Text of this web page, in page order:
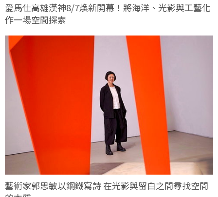
愛馬仕高雄漢神8/7煥新開幕！將海洋、光影與工藝化
作一場空間探索
藝術家郭思敏以鋼鐵寫詩 在光影與留白之間尋找空間